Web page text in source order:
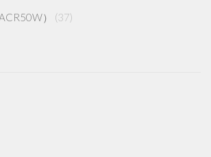
） (37)